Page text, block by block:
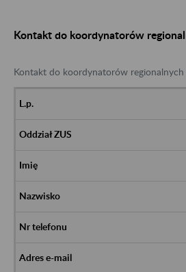
Kontakt do koordynatorów
Kontakt do koordynatorów regionalnych